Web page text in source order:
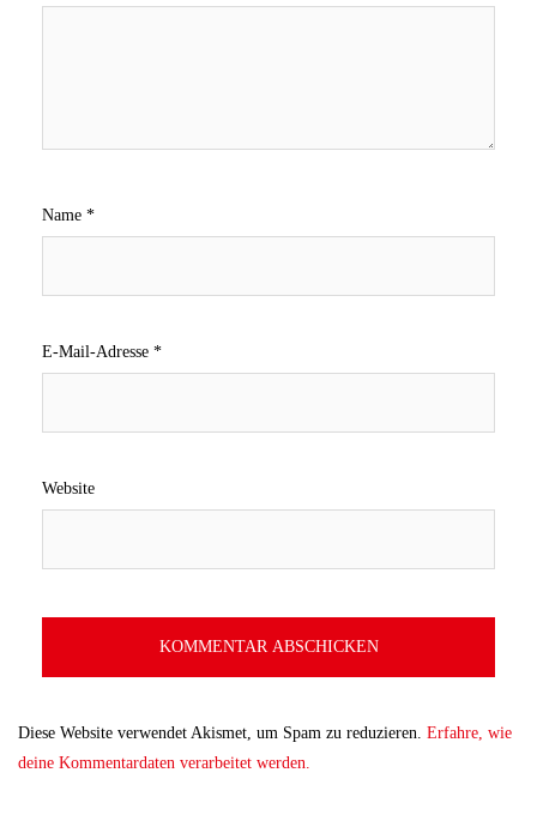
Name *
E-Mail-Adresse *
Website
Diese Website verwendet Akismet, um Spam zu reduzieren. Erfahre, wie
deine Kommentardaten verarbeitet werden.